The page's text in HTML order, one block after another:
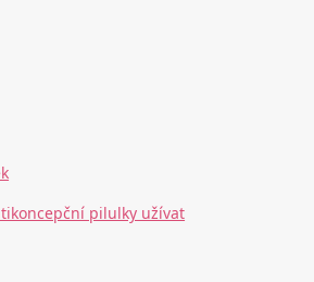
pilulky užívat